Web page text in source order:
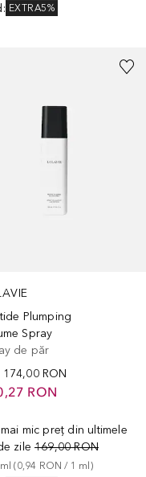
: EXTRA5%
Plumping
Spray
de păr
174,00 RON
RON
mic preț din ultimele
zile 169,00 RON
ml (0,94 RON / 1 ml)